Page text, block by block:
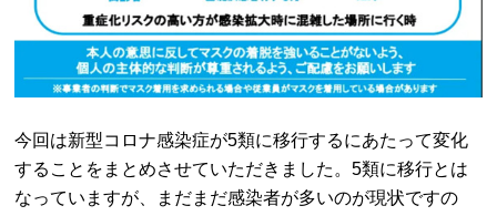
今回は新型コロナ感染症が5類に移行するにあたって変化
することをまとめさせていただきました。5類に移行とは
なっていますが、まだまだ感染者が多いのが現状ですの